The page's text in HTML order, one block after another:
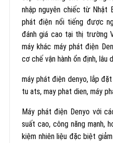
nhập nguyên chiếc từ Nhật
phát điện nổi tiếng được
đánh giá cao tại thị trường
máy khác máy phát điện
cơ chế vận hành ổn định, lâu
máy phát điện denyo, lắp
tu ats, may phat dien, máy
Máy phát điện Denyo với
suất cao, công năng mạnh,
kiệm nhiên liệu đặc biệt